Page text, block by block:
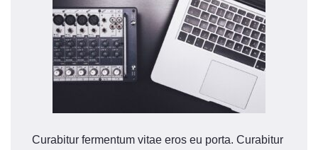
Curabitur fermentum vitae eros eu porta. Curabitur